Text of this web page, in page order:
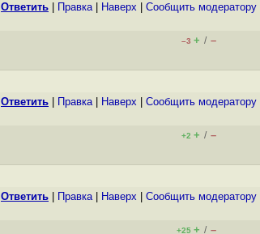
Ответить Правка| Наверх Cообщить модератору
–3 + / –
Ответить Правка| Наверх Cообщить модератору
+2 + / –
Ответить Правка| Наверх Cообщить модератору
+25 + / –